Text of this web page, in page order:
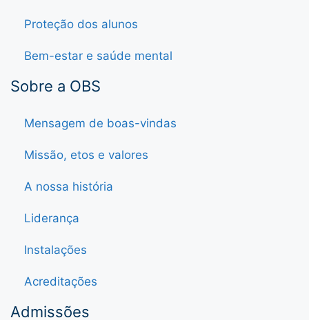
Proteção dos alunos
Bem-estar e saúde mental
Sobre a OBS
Mensagem de boas-vindas
Missão, etos e valores
A nossa história
Liderança
Instalações
Acreditações
Admissões